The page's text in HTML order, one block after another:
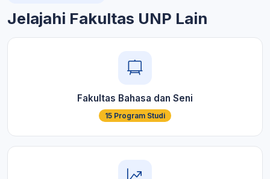
Jelajahi Fakultas UNP Lain
Fakultas Bahasa dan Seni
15 Program Studi